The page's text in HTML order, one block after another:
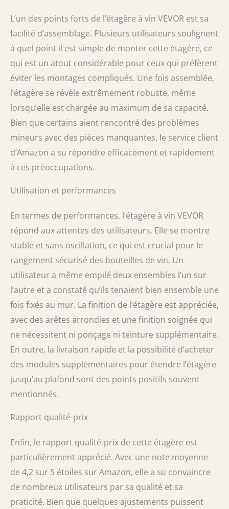
L’un des points forts de l’étagère à vin VEVOR est sa
facilité d’assemblage. Plusieurs utilisateurs soulignent
à quel point il est simple de monter cette étagère, ce
qui est un atout considérable pour ceux qui préfèrent
éviter les montages compliqués. Une fois assemblée,
l’étagère se révèle extrêmement robuste, même
lorsqu’elle est chargée au maximum de sa capacité.
Bien que certains aient rencontré des problèmes
mineurs avec des pièces manquantes, le service client
d’Amazon a su répondre efficacement et rapidement
à ces préoccupations.
Utilisation et performances
En termes de performances, l’étagère à vin VEVOR
répond aux attentes des utilisateurs. Elle se montre
stable et sans oscillation, ce qui est crucial pour le
rangement sécurisé des bouteilles de vin. Un
utilisateur a même empilé deux ensembles l’un sur
l’autre et a constaté qu’ils tenaient bien ensemble une
fois fixés au mur. La finition de l’étagère est appréciée,
avec des arêtes arrondies et une finition soignée qui
ne nécessitent ni ponçage ni teinture supplémentaire.
En outre, la livraison rapide et la possibilité d’acheter
des modules supplémentaires pour étendre l’étagère
jusqu’au plafond sont des points positifs souvent
mentionnés.
Rapport qualité-prix
Enfin, le rapport qualité-prix de cette étagère est
particulièrement apprécié. Avec une note moyenne
de 4,2 sur 5 étoiles sur Amazon, elle a su convaincre
de nombreux utilisateurs par sa qualité et sa
praticité. Bien que quelques ajustements puissent